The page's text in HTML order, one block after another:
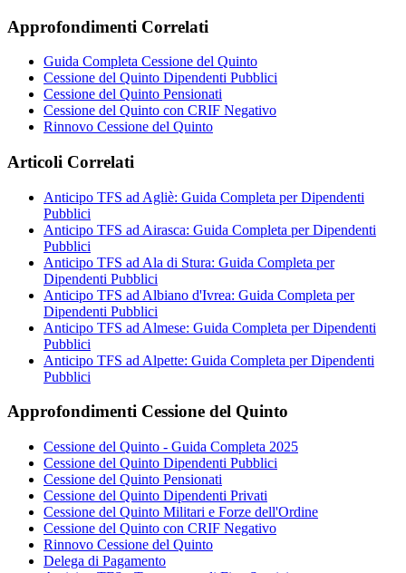
Approfondimenti Correlati
Guida Completa Cessione del Quinto
Cessione del Quinto Dipendenti Pubblici
Cessione del Quinto Pensionati
Cessione del Quinto con CRIF Negativo
Rinnovo Cessione del Quinto
Articoli Correlati
Anticipo TFS ad Agliè: Guida Completa per Dipendenti
Pubblici
Anticipo TFS ad Airasca: Guida Completa per Dipendenti
Pubblici
Anticipo TFS ad Ala di Stura: Guida Completa per
Dipendenti Pubblici
Anticipo TFS ad Albiano d'Ivrea: Guida Completa per
Dipendenti Pubblici
Anticipo TFS ad Almese: Guida Completa per Dipendenti
Pubblici
Anticipo TFS ad Alpette: Guida Completa per Dipendenti
Pubblici
Approfondimenti Cessione del Quinto
Cessione del Quinto - Guida Completa 2025
Cessione del Quinto Dipendenti Pubblici
Cessione del Quinto Pensionati
Cessione del Quinto Dipendenti Privati
Cessione del Quinto Militari e Forze dell'Ordine
Cessione del Quinto con CRIF Negativo
Rinnovo Cessione del Quinto
Delega di Pagamento